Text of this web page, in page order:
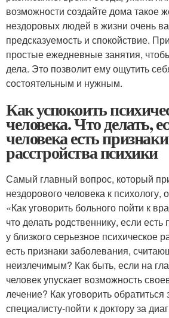
возможности создайте дома такое
нездоровых людей в жизни очень
предсказуемость и спокойствие.
простые ежедневные занятия,
дела. Это позволит ему ощутить
состоятельным и нужным.
Как успокоить
человека. Что делать,
человека есть признаки
расстройства психики
Самый главный вопрос, который
нездорового человека к психологу,
«Как уговорить больного пойти к
что делать родственнику, если
у близкого серьезное психическое
есть признаки заболевания,
неизлечимым? Как быть, если на
человек упускает возможность
лечение? Как уговорить
специалисту-пойти к доктору за